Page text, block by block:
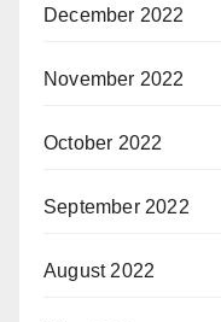
December 2022
November 2022
October 2022
September 2022
August 2022